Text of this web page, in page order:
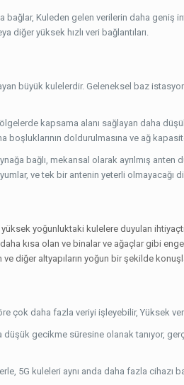
Kuleden gelen verilerin daha geniş
diğer yüksek hızlı veri bağlantıları.
büyük kulelerdir. Geleneksel baz
kapsama alanı sağlayan daha
boşluklarının doldurulmasına ve ağ
bağlı, mekansal olarak ayrılmış
ve tek bir antenin yeterli olmayacağı
yoğunluktaki kulelere duyulan
kısa olan ve binalar ve ağaçlar gibi
diğer altyapıların yoğun bir şekilde
çok daha fazla veriyi işleyebilir, Yüksek
düşük gecikme süresine olanak tanıyor,
5G kuleleri aynı anda daha fazla cihazı